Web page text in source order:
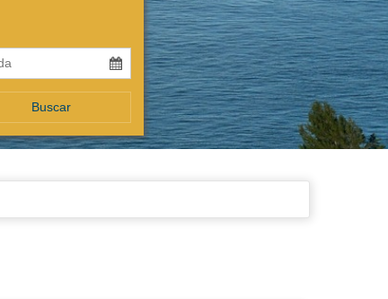
Buscar